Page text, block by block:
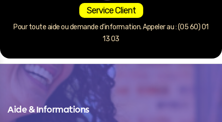
Service Client
Pour toute aide ou demande d’information. Appeler au : (05 60) 01
13 03
Aide & Informations